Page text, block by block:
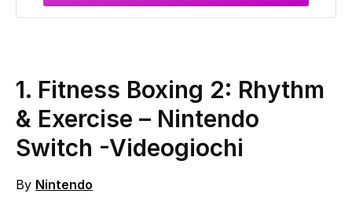
1. Fitness Boxing 2: Rhythm
& Exercise – Nintendo
Switch -Videogiochi
By Nintendo